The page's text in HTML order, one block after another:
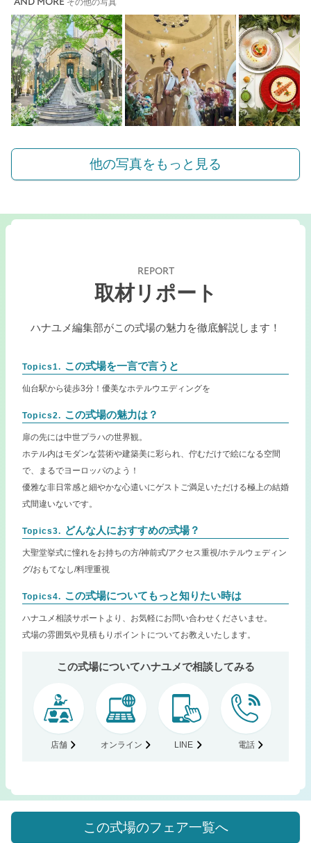
他の写真をもっと見る
REPORT
取材リポート
ハナユメ編集部がこの式場の魅力を徹底解説します！
Topics1. この式場を一言で言うと
仙台駅から徒歩3分！優美なホテルウエディングを
Topics2. この式場の魅力は？
扉の先には中世プラハの世界観。
ホテル内はモダンな芸術や建築美に彩られ、佇むだけで絵になる空間
で、まるでヨーロッパのよう！
優雅な非日常感と細やかな心遣いにゲストご満足いただける極上の結婚
式間違いないです。
Topics3. どんな人におすすめの式場？
大聖堂挙式に憧れをお持ちの方/神前式/アクセス重視/ホテルウェディン
グ/おもてなし/料理重視
Topics4. この式場についてもっと知りたい時は
ハナユメ相談サポートより、お気軽にお問い合わせくださいませ。
式場の雰囲気や見積もりポイントについてお教えいたします。
この式場についてハナユメで相談してみる
店舗 オンライン LINE 電話
この式場のフェア一覧へ